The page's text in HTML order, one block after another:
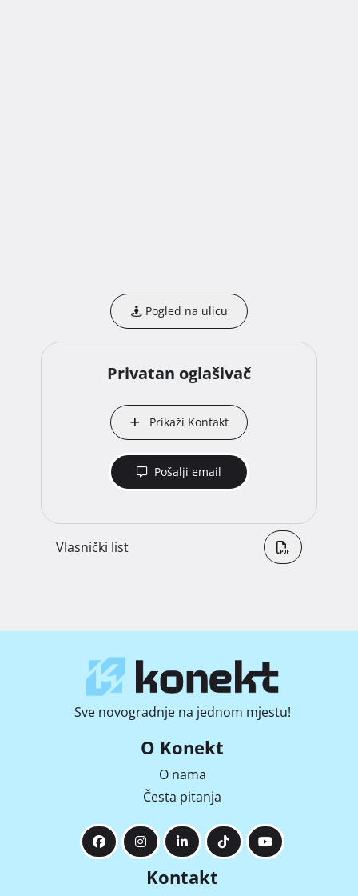
Pogled na ulicu
Privatan oglašivač
Prikaži Kontakt
Pošalji email
Vlasnički list
Sve novogradnje na jednom mjestu!
O Konekt
O nama
Česta pitanja
Kontakt